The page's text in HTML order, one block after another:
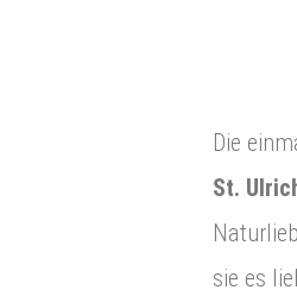
Die
St.
sie es